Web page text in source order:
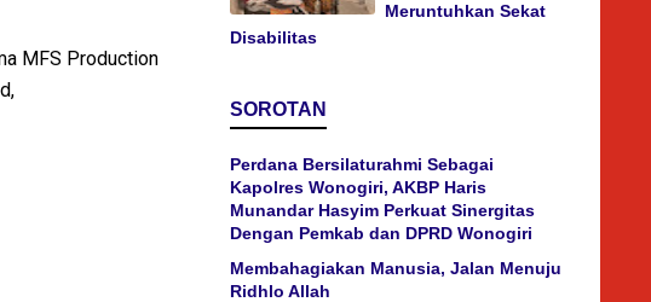
MFS Production
Meruntuhkan Sekat
Disabilitas
SOROTAN
Perdana Bersilaturahmi Sebagai
Kapolres Wonogiri, AKBP Haris
Munandar Hasyim Perkuat Sinergitas
Dengan Pemkab dan DPRD Wonogiri
Membahagiakan Manusia, Jalan Menuju
Ridhlo Allah